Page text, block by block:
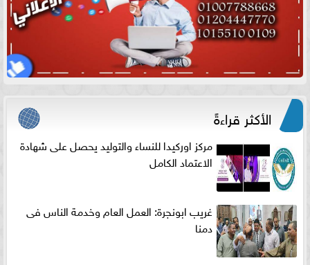
الأكثر قراءةً
مركز اوركيدا للنساء والتوليد يحصل على شهادة
الاعتماد الكامل
غريب ابونجرة: العمل العام وخدمة الناس فى
دمنا